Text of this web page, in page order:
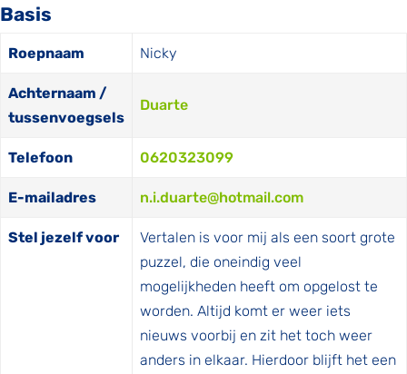
Basis
Roepnaam Nicky
Achternaam /
tussenvoegsels
Duarte
Telefoon 0620323099
E-mailadres n.i.duarte@hotmail.com
Stel jezelf voor
Vertalen is voor mij als een soort grote
puzzel, die oneindig veel
mogelijkheden heeft om opgelost te
worden. Altijd komt er weer iets
nieuws voorbij en zit het toch weer
anders in elkaar. Hierdoor blijft het een